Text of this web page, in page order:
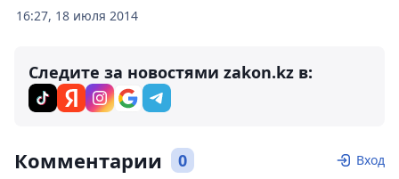
16:27, 18 июля 2014
Следите за новостями zakon.kz в:
Комментарии 0 Вход